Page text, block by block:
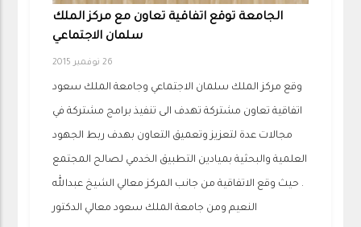
الجامعة توقع اتفاقية تعاون مع مركز الملك
سلمان الاجتماعي
26 نوفمبر 2015
وقع مركز الملك سلمان الاجتماعي وجامعة الملك سعود
اتفاقية تعاون مشتركة تهدف الى تنفيذ برامج مشتركة في
مجالات عدة لتعزيز وتعميق التعاون بهدف ربط الجهود
العلمية والبحثية بميادين التطبيق الخدمي لصالح المجتمع
. حيث وقع الاتفاقية من جانب المركز معالي الشيخ عبدالله
النعيم ومن جامعة الملك سعود معالي الدكتور